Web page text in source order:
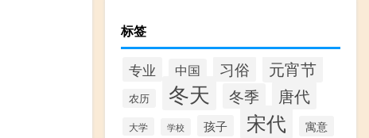
标签
专业 中国 习俗 元宵节
农历 冬天 冬季 唐代
大学 学校 孩子 宋代 寓意